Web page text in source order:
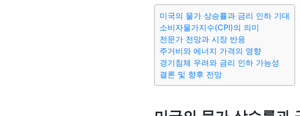
미국의 물가 상승률과 금리 인하 기대
소비자물가지수(CPI)의 의미
전문가 전망과 시장 반응
주거비와 에너지 가격의 영향
경기침체 우려와 금리 인하 가능성
결론 및 향후 전망